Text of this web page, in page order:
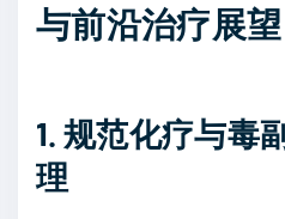
与前沿治疗展望
1. 规范化疗与毒
理